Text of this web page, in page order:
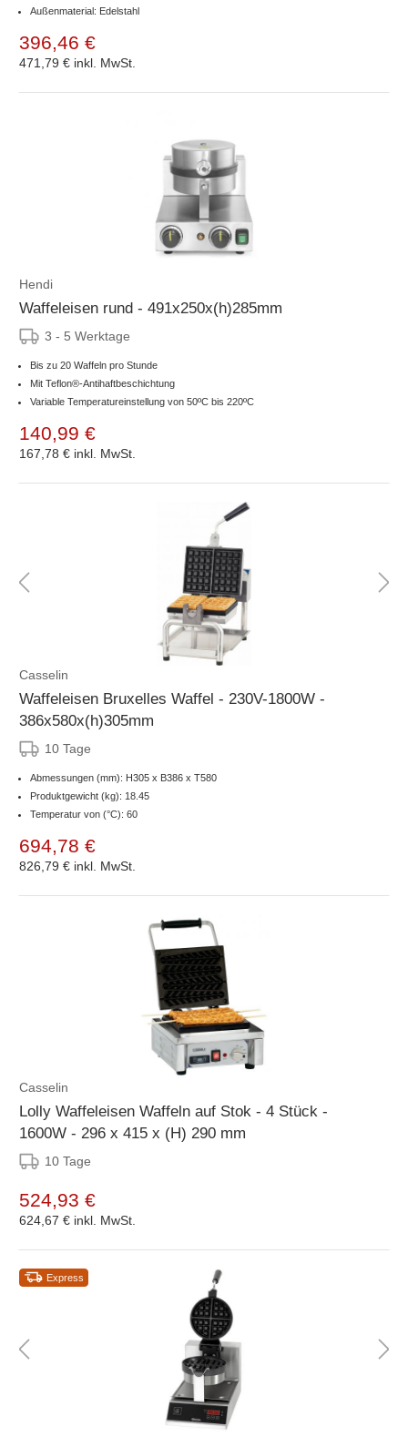
Außenmaterial: Edelstahl
396,46 €
471,79 € inkl. MwSt.
Hendi
Waffeleisen rund - 491x250x(h)285mm
3 - 5 Werktage
Bis zu 20 Waffeln pro Stunde
Mit Teflon®-Antihaftbeschichtung
Variable Temperatureinstellung von 50ºC bis 220ºC
140,99 €
167,78 € inkl. MwSt.
Casselin
Waffeleisen Bruxelles Waffel - 230V-1800W -
386x580x(h)305mm
10 Tage
Abmessungen (mm): H305 x B386 x T580
Produktgewicht (kg): 18.45
Temperatur von (°C): 60
694,78 €
826,79 € inkl. MwSt.
Casselin
Lolly Waffeleisen Waffeln auf Stok - 4 Stück -
1600W - 296 x 415 x (H) 290 mm
10 Tage
524,93 €
624,67 € inkl. MwSt.
Express